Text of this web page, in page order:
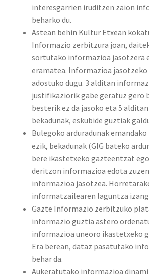
interesgarrien iruditzen zaion
beharko du.
Astean behin Kultur Etxean
Informazio zerbitzura joan,
sortutako informazioa jasotzera
eramatea. Informazioa jasotzeko
adostuko dugu. 3 alditan
justifikaziorik gabe geratuz gero
besterik ez da jasoko eta 5
bekadunak, eskubide guztiak
Bulegoko arduradunak
ezik, bekadunak (GIG bateko
bere ikastetxeko gazteentzat
deritzon informazioa edota
informazioa jasotzea.
informatzailearen laguntza
Gazte Informazio zerbitzuko
informazio guztia astero
informazioa uneoro ikastetxeko
Era berean, dataz pasatutako
behar da.
Aukeratutako informazioa